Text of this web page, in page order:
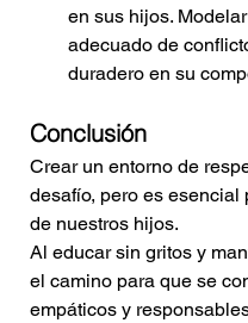
en sus hijos.
adecuado de
duradero en su
Conclusión
Crear un entorno de
desafío, pero es
de nuestros hijos.
Al educar sin gritos y
el camino para que se
empáticos y